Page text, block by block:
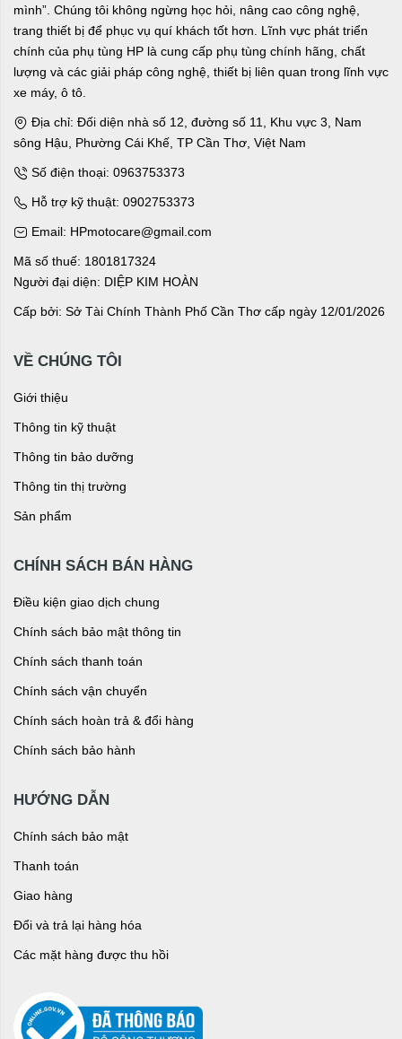
mình”. Chúng tôi không ngừng học hỏi, nâng cao công nghệ,
trang thiết bị để phục vụ quí khách tốt hơn. Lĩnh vực phát triển
chính của phụ tùng HP là cung cấp phụ tùng chính hãng, chất
lượng và các giải pháp công nghệ, thiết bị liên quan trong lĩnh vực
xe máy, ô tô.
Địa chỉ: Đối diện nhà số 12, đường số 11, Khu vực 3, Nam
sông Hậu, Phường Cái Khế, TP Cần Thơ, Việt Nam
Số điện thoại: 0963753373
Hỗ trợ kỹ thuật: 0902753373
Email: HPmotocare@gmail.com
Mã số thuế: 1801817324
Người đại diện: DIỆP KIM HOÀN
Cấp bởi: Sở Tài Chính Thành Phố Cần Thơ cấp ngày 12/01/2026
VỀ CHÚNG TÔI
Giới thiệu
Thông tin kỹ thuật
Thông tin bảo dưỡng
Thông tin thị trường
Sản phẩm
CHÍNH SÁCH BÁN HÀNG
Điều kiện giao dịch chung
Chính sách bảo mật thông tin
Chính sách thanh toán
Chính sách vận chuyển
Chính sách hoàn trả & đổi hàng
Chính sách bảo hành
HƯỚNG DẪN
Chính sách bảo mật
Thanh toán
Giao hàng
Đổi và trả lại hàng hóa
Các mặt hàng được thu hồi